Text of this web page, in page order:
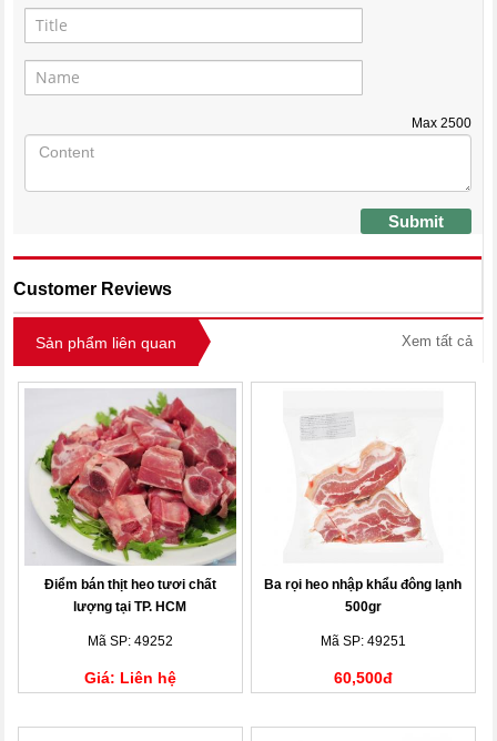
Max 2500
Submit
Customer Reviews
Sản phẩm liên quan Xem tất cả
Điểm bán thịt heo tươi chất
lượng tại TP. HCM
Mã SP: 49252
Giá: Liên hệ
Ba rọi heo nhập khẩu đông lạnh
500gr
Mã SP: 49251
60,500đ